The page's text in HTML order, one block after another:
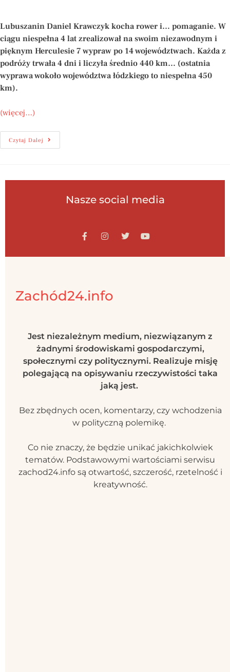
Lubuszanin Daniel Krawczyk kocha rower i… pomaganie. W
ciągu niespełna 4 lat zrealizował na swoim niezawodnym i
pięknym Herculesie 7 wypraw po 14 województwach. Każda z
podróży trwała 4 dni i liczyła średnio 440 km… (ostatnia
wyprawa wokoło województwa łódzkiego to niespełna 450
km).
(więcej…)
Czytaj Dalej
Nasze social media
Zachód24.info
Jest niezależnym medium, niezwiązanym z
żadnymi środowiskami gospodarczymi,
społecznymi czy politycznymi. Realizuje misję
polegającą na opisywaniu rzeczywistości taka
jaką jest.
Bez zbędnych ocen, komentarzy, czy wchodzenia
w polityczną polemikę.
Co nie znaczy, że będzie unikać jakichkolwiek
tematów. Podstawowymi wartościami serwisu
zachod24.info są otwartość, szczerość, rzetelność i
kreatywność.